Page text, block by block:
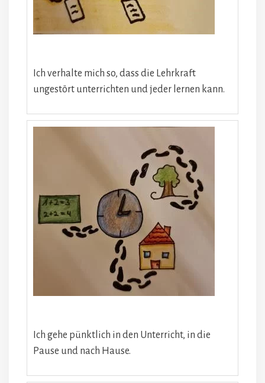
Ich verhalte mich so, dass die Lehrkraft
ungestört unterrichten und jeder lernen kann.
Ich gehe pünktlich in den Unterricht, in die
Pause und nach Hause.